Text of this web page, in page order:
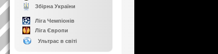
Збірна України
Ліга Чемпіонів
Ліга Європи
Ультрас в світі